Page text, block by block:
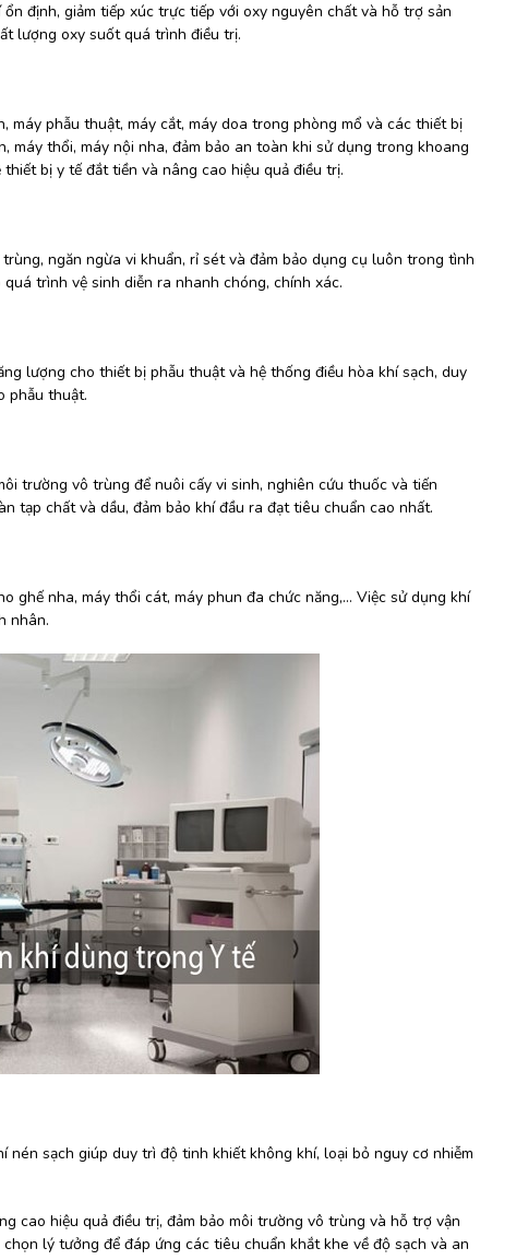
định, giảm tiếp xúc trực tiếp với oxy nguyên chất và hỗ trợ sản
lượng oxy suốt quá trình điều trị.
phẫu thuật, máy cắt, máy doa trong phòng mổ và các thiết bị
máy thổi, máy nội nha, đảm bảo an toàn khi sử dụng trong khoang
bị y tế đắt tiền và nâng cao hiệu quả điều trị.
ngăn ngừa vi khuẩn, rỉ sét và đảm bảo dụng cụ luôn trong tình
trình vệ sinh diễn ra nhanh chóng, chính xác.
lượng cho thiết bị phẫu thuật và hệ thống điều hòa khí sạch, duy
phẫu thuật.
trường vô trùng để nuôi cấy vi sinh, nghiên cứu thuốc và tiến
tạp chất và dầu, đảm bảo khí đầu ra đạt tiêu chuẩn cao nhất.
ghế nha, máy thổi cát, máy phun đa chức năng,… Việc sử dụng khí
nhân.
sạch giúp duy trì độ tinh khiết không khí, loại bỏ nguy cơ nhiễm
cao hiệu quả điều trị, đảm bảo môi trường vô trùng và hỗ trợ vận
lý tưởng để đáp ứng các tiêu chuẩn khắt khe về độ sạch và an